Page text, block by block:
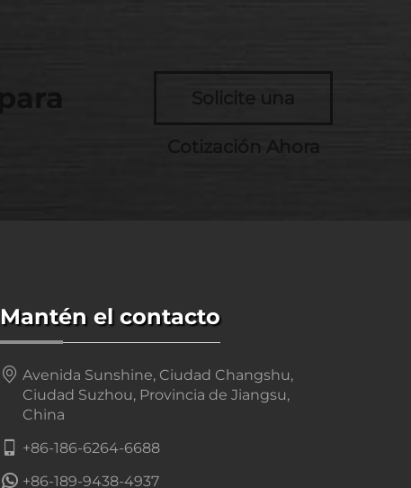
Solicite una
Cotización Ahora
Mantén el contacto
Avenida Sunshine, Ciudad Changshu,
Ciudad Suzhou, Provincia de Jiangsu,
China
+86-186-6264-6688
+86-189-9438-4937